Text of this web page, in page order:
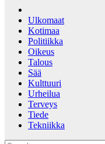
Ulkomaat
Kotimaa
Politiikka
Oikeus
Talous
Sää
Kulttuuri
Urheilua
Terveys
Tiede
Tekniikka